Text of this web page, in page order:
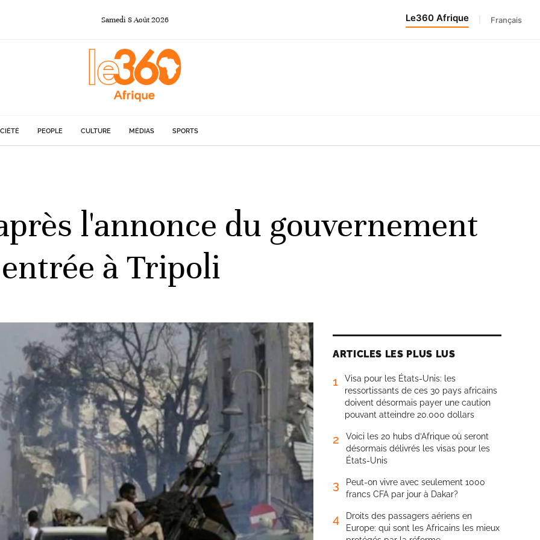
Samedi 8Août2026 Le360 Afrique Français
PEOPLE CULTURE MÉDIAS SPORTS
l'annonce du gouvernement
à Tripoli
ARTICLES LES PLUS LUS
1
Visa pour les États-Unis: les
ressortissants de ces 30 pays africains
doivent désormais payer une caution
pouvant atteindre 20.000 dollars
2
Voici les 20 hubs d’Afrique où seront
désormais délivrés les visas pour les
États-Unis
3
Peut-on vivre avec seulement 1000
francs CFA par jour à Dakar?
4
Droits des passagers aériens en
Europe: qui sont les Africains les mieux